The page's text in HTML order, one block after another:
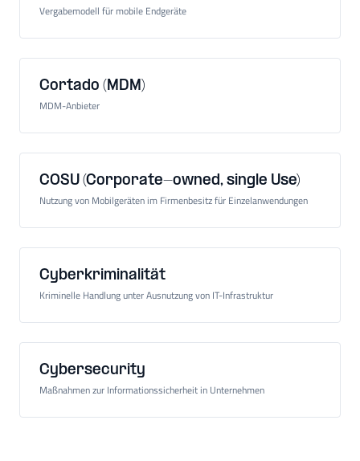
Vergabemodell für mobile Endgeräte
Cortado (MDM)
MDM-Anbieter
COSU (Corporate-owned, single Use)
Nutzung von Mobilgeräten im Firmenbesitz für Einzelanwendungen
Cyberkriminalität
Kriminelle Handlung unter Ausnutzung von IT-Infrastruktur
Cybersecurity
Maßnahmen zur Informationssicherheit in Unternehmen